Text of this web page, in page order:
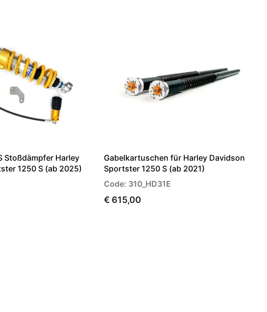
Stoßdämpfer Harley
1250 S (ab 2025)
Gabelkartuschen für Harley Davidson
Sportster 1250 S (ab 2021)
Code: 310_HD31E
€ 615,00